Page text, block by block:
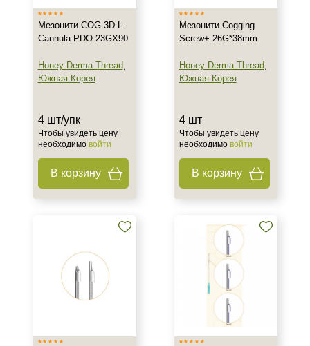
Мезонити COG 3D L-
Cannula PDO 23GX90
Honey Derma Thread,
Южная Корея
4 шт/упк
Чтобы увидеть цену
необходимо войти
В корзину
Мезонити Cogging
Screw+ 26G*38mm
Honey Derma Thread,
Южная Корея
4 шт
Чтобы увидеть цену
необходимо войти
В корзину